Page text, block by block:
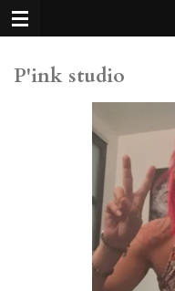
Passer
au
principal
P'ink studio